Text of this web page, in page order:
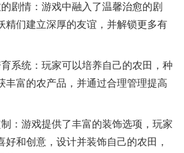
情：游戏中融入了温馨治愈的剧
精们建立深厚的友谊，并解锁更多有
统：玩家可以培养自己的农田，种
丰富的农产品，并通过合理管理提高
游戏提供了丰富的装饰选项，玩家
好和创意，设计并装饰自己的农田，